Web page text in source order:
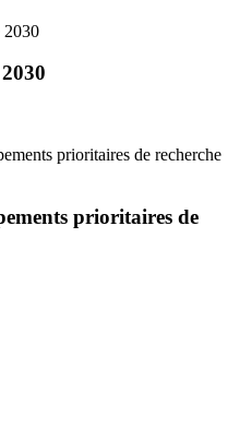
2030
prioritaires de recherche
prioritaires de